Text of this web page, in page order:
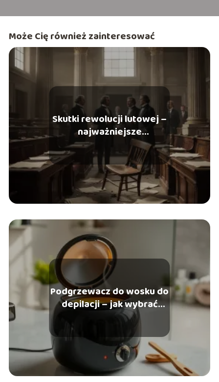
Może Cię również zainteresować
Skutki rewolucji lutowej –
najważniejsze
konsekwencje polityczne
Podgrzewacz do wosku do
depilacji – jak wybrać
najlepszy?